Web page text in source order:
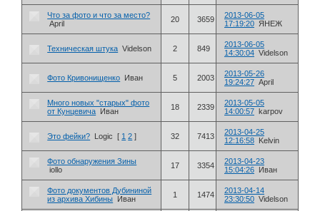
Что за фото и что за место?
April
20 3659
2013-06-05
17:19:20 ЯНЕЖ
Техническая штука Videlson 2 849
2013-06-05
14:30:04 Videlson
Фото Кривонищенко Иван 5 2003
2013-05-26
19:24:27 April
Много новых "старых" фото
от Кунцевича
Иван 18 2339
2013-05-05
14:00:57 karpov
Это фейки? Logic [ 1 2 ] 32 7413
2013-04-25
12:16:58
Kelvin
Фото обнаружения Зины
iollo
17 3354
2013-04-23
15:04:26
Иван
Фото документов Дубининой
из архива Хибины
Иван 1 1474
2013-04-14
23:30:50 Videlson